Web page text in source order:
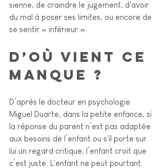
sienne, de craindre le jugement, d'avoir
du mal à poser ses limites, ou encore de
se sentir « inférieur ».
D’où vient ce
manque ?
D’après le docteur en psychologie
Miguel Duarte, dans la petite enfance, si
la réponse du parent n’est pas adaptée
aux besoins de l’enfant ou s'il porte sur
lui un regard critique, l’enfant croit que
c’est juste. L'enfant ne peut pourtant